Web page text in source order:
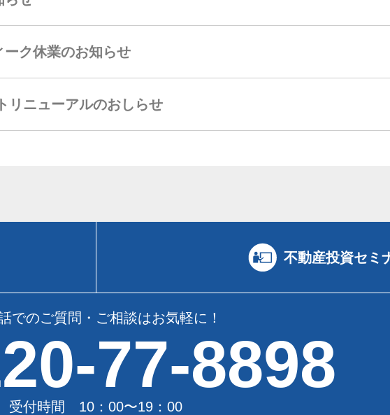
ーク休業のお知らせ
リニューアルのおしらせ
不動産投資セミ
でのご質問・ご相談はお気軽に！
77-8898
受付時間 10：00〜19：00